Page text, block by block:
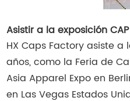
Asistir a la exposición CAP
HX Caps Factory asiste a
años, como la Feria de
Asia Apparel Expo en
en Las Vegas Estados